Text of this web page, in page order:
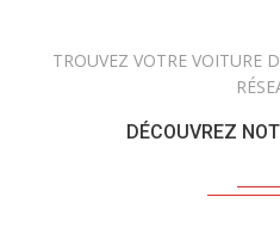
TROUVEZ VOTRE VOITURE
DÉCOUVREZ